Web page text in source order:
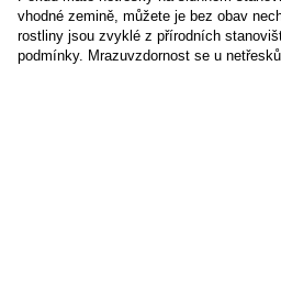
vhodné zemině, můžete je bez obav
rostliny jsou zvyklé z přírodních
podmínky. Mrazuvzdornost se u